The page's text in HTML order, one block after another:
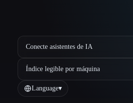
Conecte asistentes de IA
Índice legible por máquina
Language▾